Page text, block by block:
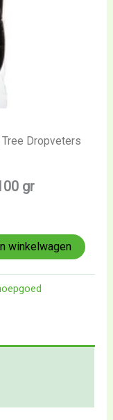
Tree Dropveters
gr
winkelwagen